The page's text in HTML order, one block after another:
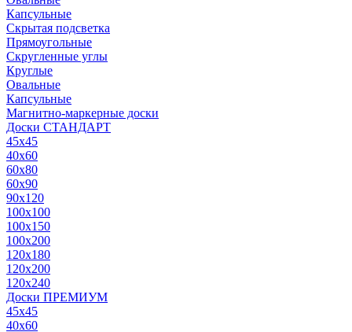
Капсульные
Скрытая подсветка
Прямоугольные
Скругленные углы
Круглые
Овальные
Капсульные
Магнитно-маркерные доски
Доски СТАНДАРТ
45x45
40x60
60x80
60x90
90x120
100x100
100x150
100x200
120x180
120x200
120x240
Доски ПРЕМИУМ
45x45
40x60